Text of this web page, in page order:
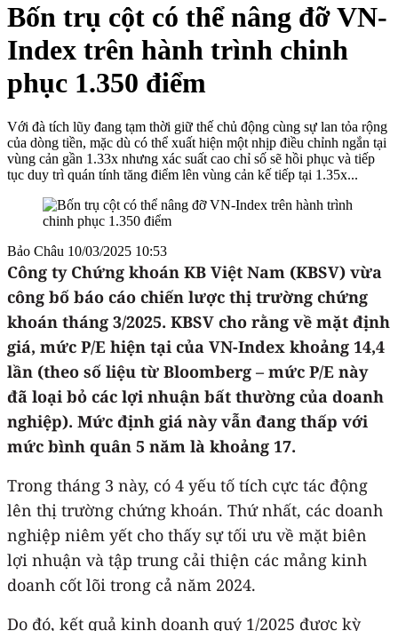
Bốn trụ cột có thể nâng đỡ VN-
Index trên hành trình chinh
phục 1.350 điểm
Với đà tích lũy đang tạm thời giữ thế chủ động cùng sự lan tỏa rộng
của dòng tiền, mặc dù có thể xuất hiện một nhịp điều chỉnh ngắn tại
vùng cản gần 1.33x nhưng xác suất cao chỉ số sẽ hồi phục và tiếp
tục duy trì quán tính tăng điểm lên vùng cản kế tiếp tại 1.35x...
Bảo Châu 10/03/2025 10:53
Công ty Chứng khoán KB Việt Nam (KBSV) vừa
công bố báo cáo chiến lược thị trường chứng
khoán tháng 3/2025. KBSV cho rằng về mặt định
giá, mức P/E hiện tại của VN-Index khoảng 14,4
lần (theo số liệu từ Bloomberg – mức P/E này
đã loại bỏ các lợi nhuận bất thường của doanh
nghiệp). Mức định giá này vẫn đang thấp với
mức bình quân 5 năm là khoảng 17.
Trong tháng 3 này, có 4 yếu tố tích cực tác động
lên thị trường chứng khoán. Thứ nhất, các doanh
nghiệp niêm yết cho thấy sự tối ưu về mặt biên
lợi nhuận và tập trung cải thiện các mảng kinh
doanh cốt lõi trong cả năm 2024.
Do đó, kết quả kinh doanh quý 1/2025 được kỳ